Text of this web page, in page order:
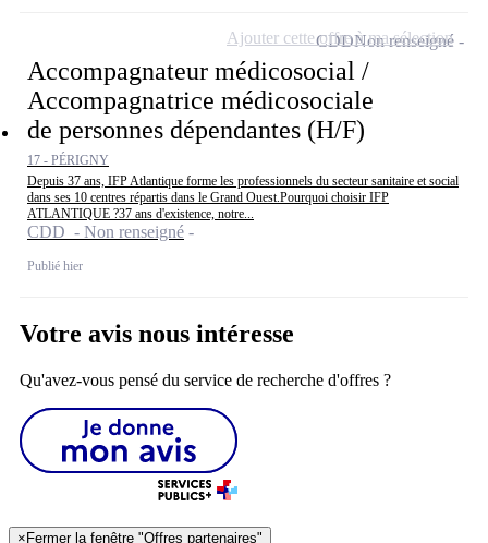
Accompagnateur médicosocial /
Accompagnatrice médicosociale
de personnes dépendantes (H/F)
17 - PÉRIGNY
Depuis 37 ans, IFP Atlantique forme les professionnels du secteur sanitaire et social
dans ses 10 centres répartis dans le Grand Ouest.Pourquoi choisir IFP
ATLANTIQUE ?37 ans d'existence, notre...
CDD - Non renseigné
Publié hier
CDDNon renseigné
Ajouter cette offre à ma sélection
Votre avis nous intéresse
Qu'avez-vous pensé du service de recherche d'offres ?
×Fermer la fenêtre "Offres partenaires"